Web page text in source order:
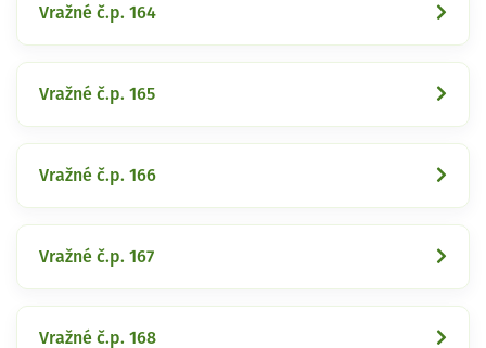
Vražné č.p. 164
Vražné č.p. 165
Vražné č.p. 166
Vražné č.p. 167
Vražné č.p. 168